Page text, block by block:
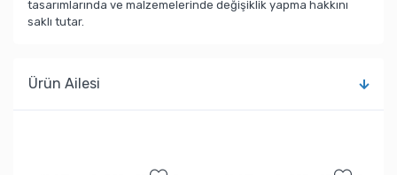
tasarımlarında ve malzemelerinde değişiklik yapma hakkını
saklı tutar.
Ürün Ailesi